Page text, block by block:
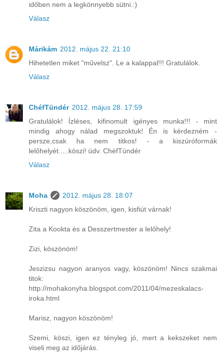
időben nem a legkönnyebb sütni.:)
Válasz
Márikám 2012. május 22. 21:10
Hihetetlen miket "művelsz". Le a kalappal!!! Gratulálok.
Válasz
ChéfTündér 2012. május 28. 17:59
Gratulálok! Ízléses, kifinomult igényes munka!!! - mint
mindig ahogy nálad megszoktuk! Én is kérdezném -
persze,csak ha nem titkos! - a kiszúróformák
lelőhelyét.....köszi! üdv. ChéfTündér
Válasz
Moha
2012. május 28. 18:07
Kriszti nagyon köszönöm, igen, kisfiút várnak!
Zita a Kookta és a Desszertmester a lelőhely!
Zizi, köszönöm!
Jeszizsu nagyon aranyos vagy, köszönöm! Nincs szakmai
titok:
http://mohakonyha.blogspot.com/2011/04/mezeskalacs-
iroka.html
Marisz, nagyon köszönöm!
Szemi, köszi, igen ez tényleg jó, mert a kekszeket nem
viseli meg az időjárás.